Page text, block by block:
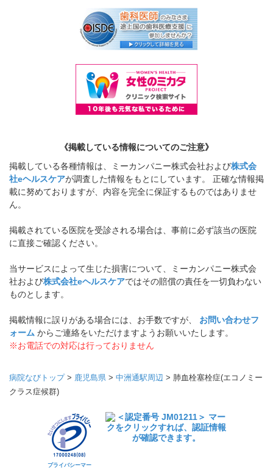
《掲載している情報についてのご注意》
掲載している各種情報は、ミーカンパニー株式会社および株式会
社eヘルスケアが調査した情報をもとにしています。 正確な情報掲
載に努めておりますが、内容を完全に保証するものではありませ
ん。
掲載されている医院を受診される場合は、事前に必ず該当の医院
に直接ご確認ください。
当サービスによって生じた損害について、ミーカンパニー株式会
社および株式会社eヘルスケアではその賠償の責任を一切負わない
ものとします。
掲載情報に誤りがある場合には、お手数ですが、 お問い合わせフ
ォーム からご連絡をいただけますようお願いいたします。
※お電話での対応は行っておりません
病院なびトップ> 鹿児島県 > 中洲通駅周辺 > 肺血栓塞栓症(エコノミー
クラス症候群)
プライバシーマー